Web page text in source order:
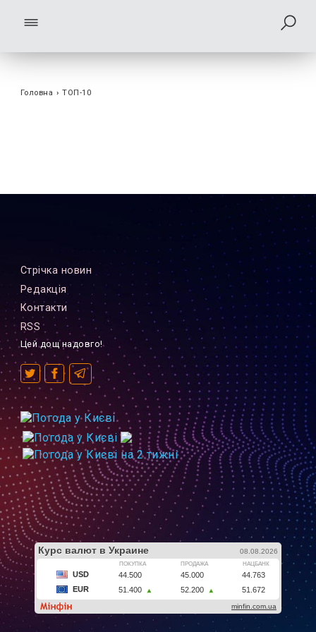
Головна › ТОП-10
Стрiчка новин
Редакцiя
Контакти
RSS
Цей дощ надовго!